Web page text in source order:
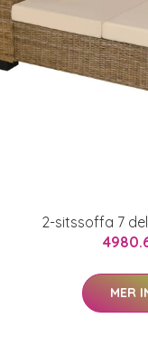
2-sitssoffa 7
MER